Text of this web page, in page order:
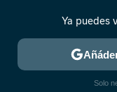
Ya puedes
Solo